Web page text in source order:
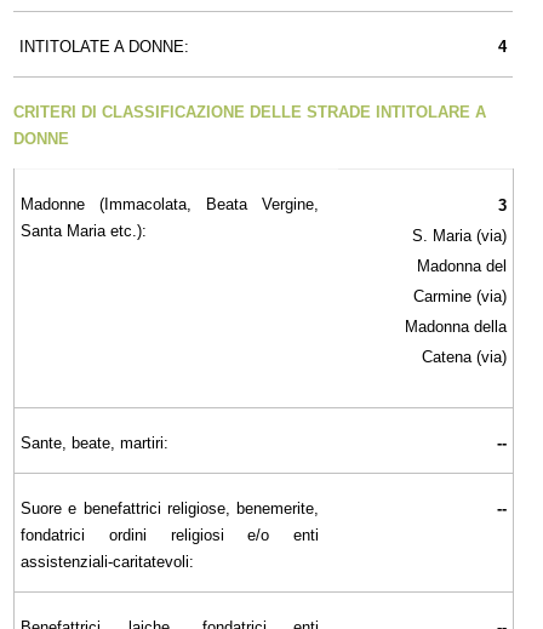
INTITOLATE A DONNE: 4
CRITERI DI CLASSIFICAZIONE DELLE STRADE INTITOLARE A
DONNE
Madonne (Immacolata, Beata Vergine,
Santa Maria etc.):
3
S. Maria (via)
Madonna del
Carmine (via)
Madonna della
Catena (via)
Sante, beate, martiri: --
Suore e benefattrici religiose, benemerite,
fondatrici ordini religiosi e/o enti
assistenziali-caritatevoli:
--